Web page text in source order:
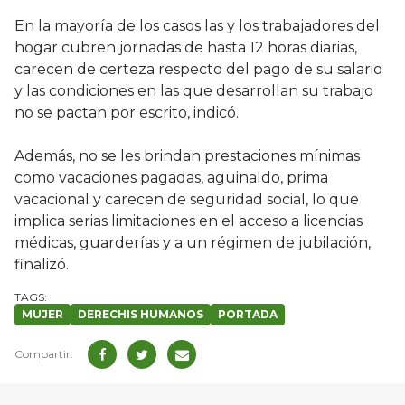
En la mayoría de los casos las y los trabajadores del
hogar cubren jornadas de hasta 12 horas diarias,
carecen de certeza respecto del pago de su salario
y las condiciones en las que desarrollan su trabajo
no se pactan por escrito, indicó.
Además, no se les brindan prestaciones mínimas
como vacaciones pagadas, aguinaldo, prima
vacacional y carecen de seguridad social, lo que
implica serias limitaciones en el acceso a licencias
médicas, guarderías y a un régimen de jubilación,
finalizó.
MUJER DERECHIS HUMANOS PORTADA